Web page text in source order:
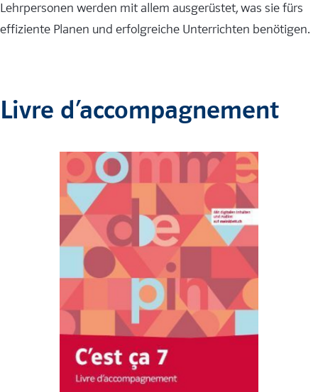
Lehrpersonen werden mit allem ausgerüstet, was sie fürs
effiziente Planen und erfolgreiche Unterrichten benötigen.
Livre d’accompagnement